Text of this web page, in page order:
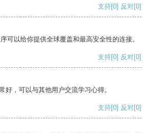
支持[0] 反对[0]
可以给你提供全球覆盖和最高安全性的连接。
支持[0] 反对[0]
好，可以与其他用户交流学习心得。
支持[0] 反对[0]